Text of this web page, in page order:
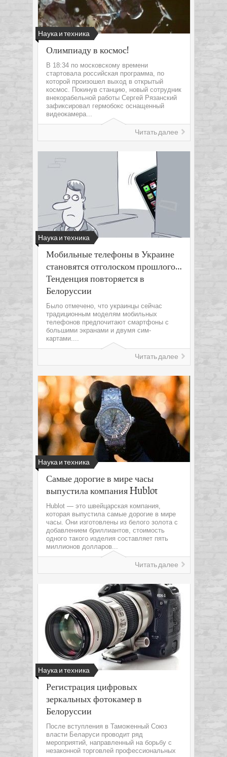
Наука и техника
Олимпиаду в космос!
В 18:34 по московскому времени
стартовала российская программа, по
которой произошел выход в открытый
космос. Покинув станцию, новый сотрудник
внекорабельной работы Сергей Рязанский
зафиксировал гермобокс оснащенный
видеокамера...
Читать далее
Наука и техника
Мобильные телефоны в Украине
становятся отголоском прошлого…
Тенденция повторяется в
Белоруссии
Было отмечено, что украинцы сейчас
традиционным моделям мобильных
телефонов предпочитают смартфоны с
большими экранами и двумя сим-
картами....
Читать далее
Наука и техника
Самые дорогие в мире часы
выпустила компания Hublot
Hublot — это швейцарская компания,
которая выпустила самые дорогие в мире
часы. Они изготовлены из белого золота с
добавлением бриллиантов, стоимость
одного такого изделия составляет пять
миллионов долларов...
Читать далее
Наука и техника
Регистрация цифровых
зеркальных фотокамер в
Белоруссии
После вступления в Таможенный Союз
власти Беларуси проводит ряд
мероприятий, направленный на борьбу с
незаконной торговлей профессиональных